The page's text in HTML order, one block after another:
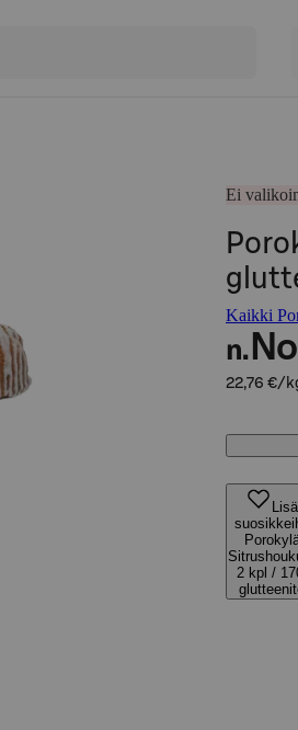
Ei
Kaikki
n.
22,76 €/
2 kpl /